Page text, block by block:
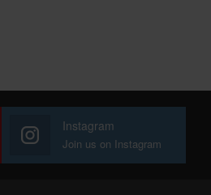
Instagram
Join us on Instagram